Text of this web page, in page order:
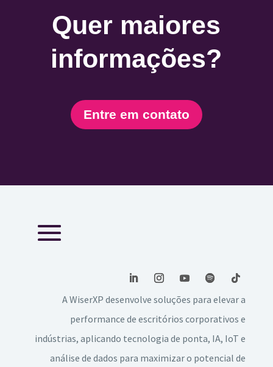
Quer maiores
informações?
Entre em contato
A WiserXP desenvolve soluções para elevar a
performance de escritórios corporativos e
indústrias, aplicando tecnologia de ponta, IA, IoT e
análise de dados para maximizar o potencial de